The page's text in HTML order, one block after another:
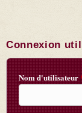
Connexion
Nom d'utilisateur